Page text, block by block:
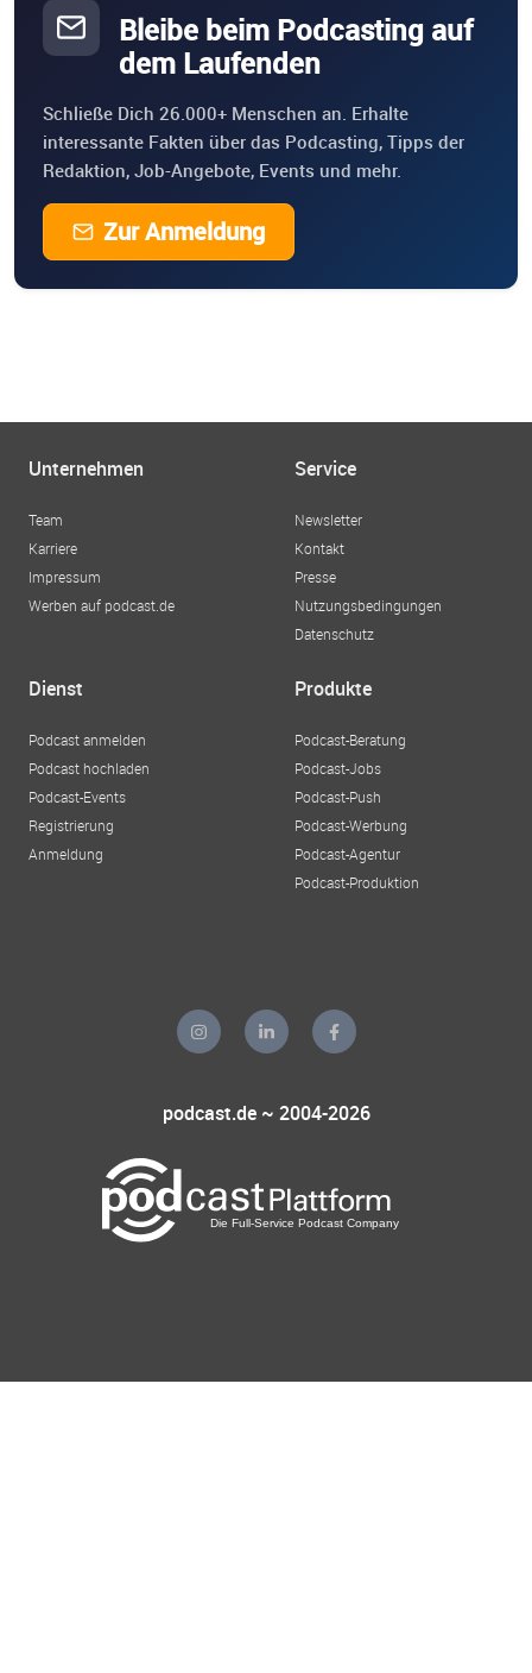
Bleibe beim Podcasting auf
dem Laufenden
Schließe Dich 26.000+ Menschen an. Erhalte
interessante Fakten über das Podcasting, Tipps der
Redaktion, Job-Angebote, Events und mehr.
Zur Anmeldung
Unternehmen
Team
Karriere
Impressum
Werben auf podcast.de
Service
Newsletter
Kontakt
Presse
Nutzungsbedingungen
Datenschutz
Dienst
Podcast anmelden
Podcast hochladen
Podcast-Events
Registrierung
Anmeldung
Produkte
Podcast-Beratung
Podcast-Jobs
Podcast-Push
Podcast-Werbung
Podcast-Agentur
Podcast-Produktion
podcast.de ~ 2004-2026